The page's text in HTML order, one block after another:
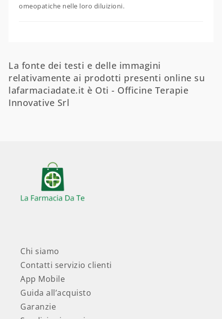
omeopatiche nelle loro diluizioni.
La fonte dei testi e delle immagini
relativamente ai prodotti presenti online su
lafarmaciadate.it è Oti - Officine Terapie
Innovative Srl
Chi siamo
Contatti servizio clienti
App Mobile
Guida all’acquisto
Garanzie